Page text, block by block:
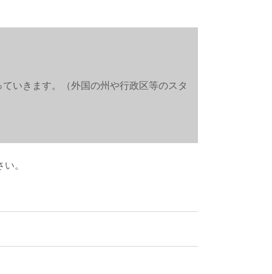
いきます。（外国の州や行政区等のスタ
。